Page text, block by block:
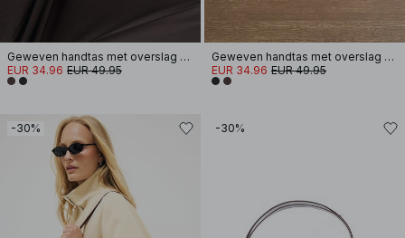
Geweven handtas met overslag en hengsel
EUR 34.96 EUR 49.95
Geweven handtas met overslag en hengsel
EUR 34.96 EUR 49.95
-30% -30%